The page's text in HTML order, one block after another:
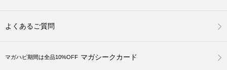
よくあるご質問
マガハピ期間は全品10%OFF マガシークカード